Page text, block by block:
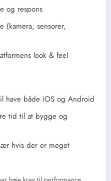
og respons
(kamera, sensorer,
look & feel
have både iOS og Android
tid til at bygge og
hvis der er meget